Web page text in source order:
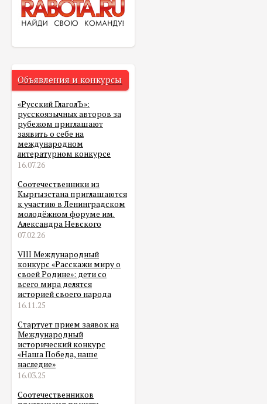
Объявления и конкурсы
«Русский ГлаголЪ»:
русскоязычных авторов за
рубежом приглашают
заявить о себе на
международном
литературном конкурсе
16.07.26
Соотечественники из
Кыргызстана приглашаются
к участию в Ленинградском
молодёжном форуме им.
Александра Невского
07.02.26
VIII Международный
конкурс «Расскажи миру о
своей Родине»: дети со
всего мира делятся
историей своего народа
16.11.25
Стартует прием заявок на
Международный
исторический конкурс
«Наша Победа, наше
наследие»
16.03.25
Соотечественников